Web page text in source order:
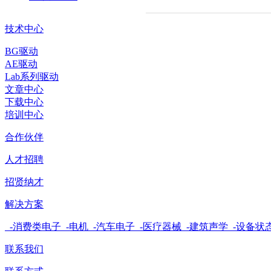
技术中心
BG驱动
AE驱动
Lab系列驱动
文章中心
下载中心
培训中心
合作伙伴
人才招聘
招贤纳才
解决方案
-消费类电子 -电机 -汽车电子 -医疗器械 -建筑声学 -设备状
联系我们